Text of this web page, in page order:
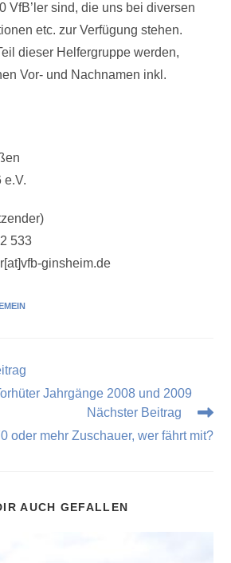
VfB’ler sind, die uns bei diversen
etc. zur Verfügung stehen.
dieser Helfergruppe werden,
Vor- und Nachnamen inkl.
e.V.
533
ginsheim.de
Jahrgänge 2008 und 2009
Nächster Beitrag
oder mehr Zuschauer, wer fährt mit?
AUCH GEFALLEN